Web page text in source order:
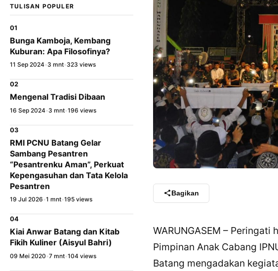
TULISAN POPULER
01
Bunga Kamboja, Kembang
Kuburan: Apa Filosofinya?
11 Sep 2024•3 mnt•323 views
02
Mengenal Tradisi Dibaan
16 Sep 2024•3 mnt•196 views
03
RMI PCNU Batang Gelar
Sambang Pesantren
“Pesantrenku Aman”, Perkuat
Kepengasuhan dan Tata Kelola
Pesantren
19 Jul 2026 •1 mnt•195 views
04
Kiai Anwar Batang dan Kitab
Fikih Kuliner (Aisyul Bahri)
09 Mei 2020 •7 mnt•104 views
Bagikan
WARUNGASEM – Peringati
Pimpinan Anak Cabang
Batang mengadakan